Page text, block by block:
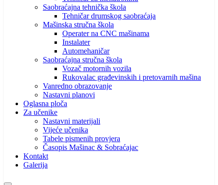
Saobraćajna tehnička škola
Tehničar drumskog saobraćaja
Mašinska stručna škola
Operater na CNC mašinama
Instalater
Automehaničar
Saobraćajna stručna škola
Vozač motornih vozila
Rukovalac građevinskih i pretovarnih mašina
Vanredno obrazovanje
Nastavni planovi
Oglasna ploča
Za učenike
Nastavni materijali
Vijeće učenika
Tabele pismenih provjera
Časopis Mašinac & Sobraćajac
Kontakt
Galerija